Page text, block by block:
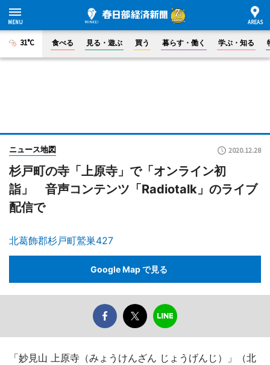
31°C 食べる 見る・遊ぶ 買う 暮らす・働く 学ぶ・知る
ニュース地図 2020.12.28
杉戸町の寺「上原寺」で「オンライン初
詣」 音声コンテンツ「Radiotalk」のライブ
配信で
北葛飾郡杉戸町鷲巣427
Google Map で見る
「妙見山 上原寺（みょうけんざん じょうげんじ）」（北